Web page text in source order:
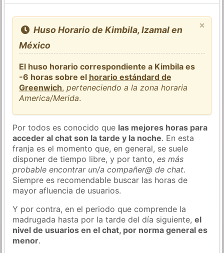
×
Huso Horario de Kimbila, Izamal en
México
El huso horario correspondiente a Kimbila es
-6 horas sobre el horario estándard de
Greenwich,perteneciendo a la zona horaria
America/Merida.
Por todos es conocido que las mejores horas para
acceder al chat son la tarde y la noche. En esta
franja es el momento que, en general, se suele
disponer de tiempo libre, y por tanto,es más
probable encontrar un/a compañer@ de chat.
Siempre es recomendable buscar las horas de
mayor afluencia de usuarios.
Y por contra, en el periodo que comprende la
madrugada hasta por la tarde del día siguiente,el
nivel de usuarios en el chat, por norma general es
menor.